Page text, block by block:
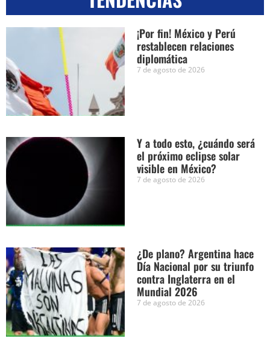
¡Por fin! México y Perú
restablecen relaciones
diplomática
7 de agosto de 2026
Y a todo esto, ¿cuándo será
el próximo eclipse solar
visible en México?
7 de agosto de 2026
¿De plano? Argentina hace
Día Nacional por su triunfo
contra Inglaterra en el
Mundial 2026
7 de agosto de 2026